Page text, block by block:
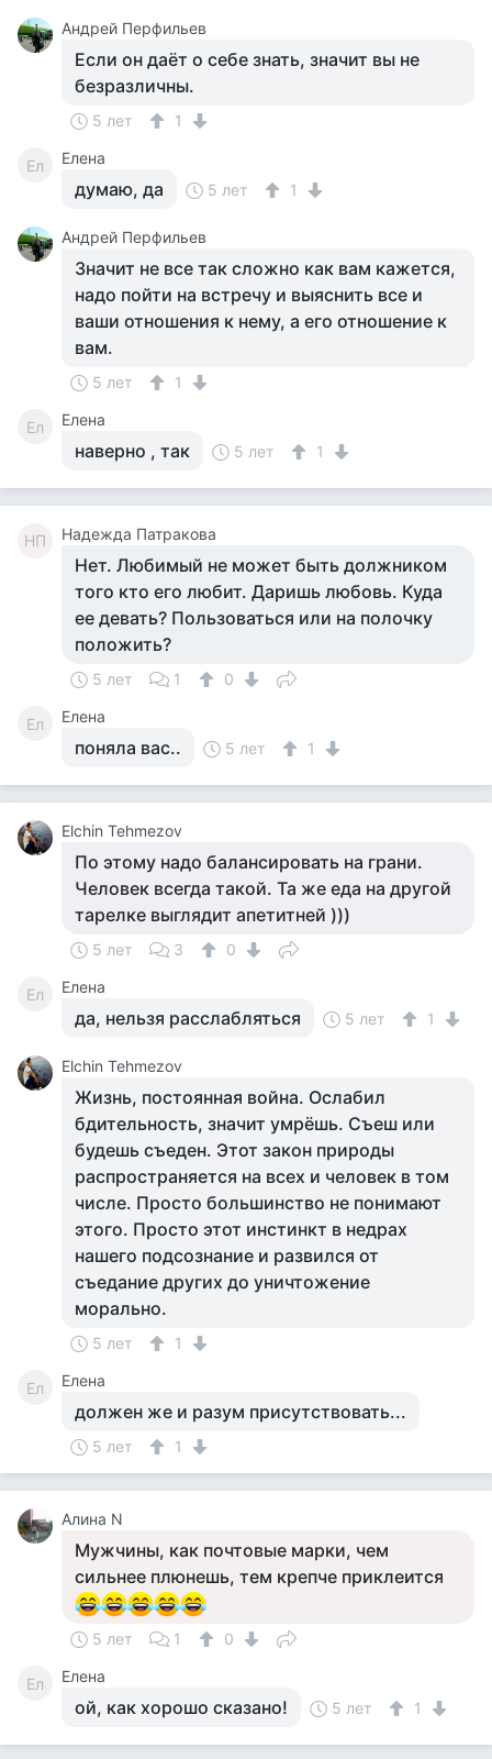
Андрей Перфильев
Если он даёт о себе знать, значит вы не
безразличны.
5 лет 1
Ел Елена
думаю, да 5 лет 1
Андрей Перфильев
Значит не все так сложно как вам кажется,
надо пойти на встречу и выяснить все и
ваши отношения к нему, а его отношение к
вам.
5 лет 1
Ел Елена
наверно , так 5 лет 1
НП Надежда Патракова
Нет. Любимый не может быть должником
того кто его любит. Даришь любовь. Куда
ее девать? Пользоваться или на полочку
положить?
5 лет 1 0
Ел Елена
поняла вас.. 5 лет 1
Elchin Tehmezov
По этому надо балансировать на грани.
Человек всегда такой. Та же еда на другой
тарелке выглядит апетитней )))
5 лет 3 0
Ел Елена
да, нельзя расслабляться 5 лет 1
Elchin Tehmezov
Жизнь, постоянная война. Ослабил
бдительность, значит умрёшь. Съеш или
будешь съеден. Этот закон природы
распространяется на всех и человек в том
числе. Просто большинство не понимают
этого. Просто этот инстинкт в недрах
нашего подсознание и развился от
съедание других до уничтожение
морально.
5 лет 1
Ел Елена
должен же и разум присутствовать...
5 лет 1
Алина N
Мужчины, как почтовые марки, чем
сильнее плюнешь, тем крепче приклеится
5 лет 1 0
Ел Елена
ой, как хорошо сказано! 5 лет 1